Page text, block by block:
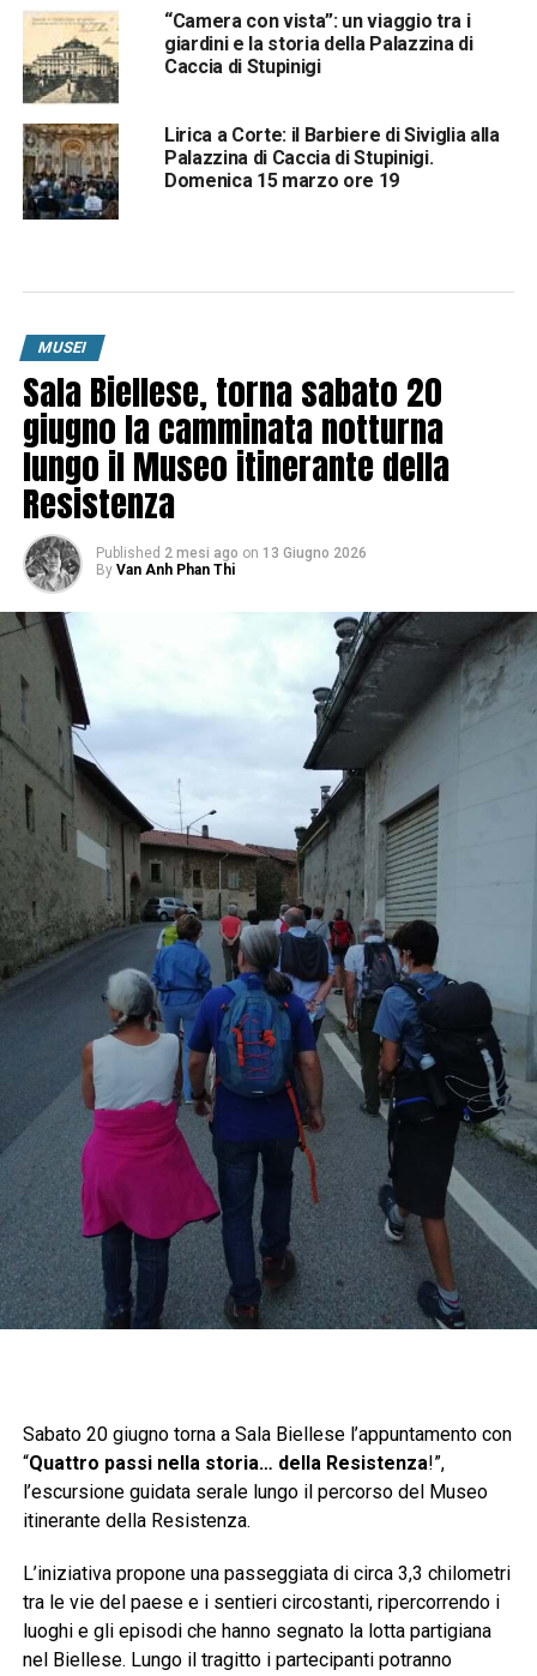
“Camera con vista”: un viaggio tra i
giardini e la storia della Palazzina di
Caccia di Stupinigi
Lirica a Corte: il Barbiere di Siviglia alla
Palazzina di Caccia di Stupinigi.
Domenica 15 marzo ore 19
MUSEI
Sala Biellese, torna sabato 20
giugno la camminata notturna
lungo il Museo itinerante della
Resistenza
Published 2 mesi ago on 13 Giugno 2026
By Van Anh Phan Thi
Sabato 20 giugno torna a Sala Biellese l’appuntamento con
“Quattro passi nella storia… della Resistenza!”,
l’escursione guidata serale lungo il percorso del Museo
itinerante della Resistenza.
L’iniziativa propone una passeggiata di circa 3,3 chilometri
tra le vie del paese e i sentieri circostanti, ripercorrendo i
luoghi e gli episodi che hanno segnato la lotta partigiana
nel Biellese. Lungo il tragitto i partecipanti potranno